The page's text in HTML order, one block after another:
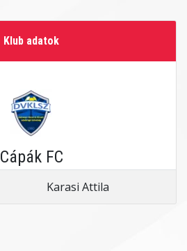
Klub adatok
Cápák FC
Karasi Attila